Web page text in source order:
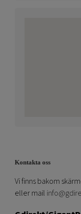
Kontakta oss
Vi finns bakom
eller mail